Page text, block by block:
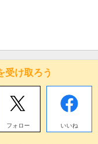
受け取ろう
フォロー いいね